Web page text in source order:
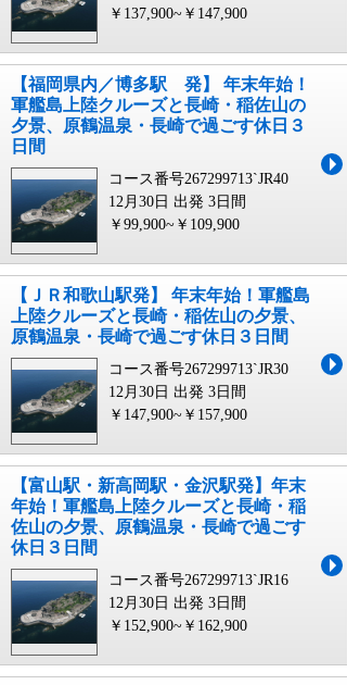
￥137,900~￥147,900
【福岡県内／博多駅 発】 年末年始！
軍艦島上陸クルーズと長崎・稲佐山の
夕景、原鶴温泉・長崎で過ごす休日３
日間
コース番号267299713`JR40
12月30日 出発 3日間
￥99,900~￥109,900
【ＪＲ和歌山駅発】 年末年始！軍艦島
上陸クルーズと長崎・稲佐山の夕景、
原鶴温泉・長崎で過ごす休日３日間
コース番号267299713`JR30
12月30日 出発 3日間
￥147,900~￥157,900
【富山駅・新高岡駅・金沢駅発】年末
年始！軍艦島上陸クルーズと長崎・稲
佐山の夕景、原鶴温泉・長崎で過ごす
休日３日間
コース番号267299713`JR16
12月30日 出発 3日間
￥152,900~￥162,900